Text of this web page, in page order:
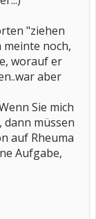
"ziehen
meinte noch,
worauf er
aber
Sie mich
dann müssen
auf Rheuma
Aufgabe,